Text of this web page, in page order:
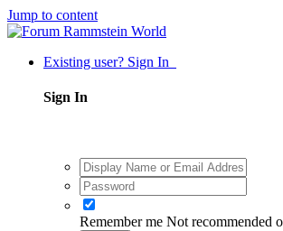
Jump to content
Existing user? Sign In
Sign In
Remember me Not recommended